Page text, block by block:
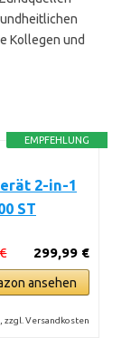
Kollegen und
EMPFEHLUNG
2-in-1
ST
299,99 €
ansehen
zzgl. Versandkosten